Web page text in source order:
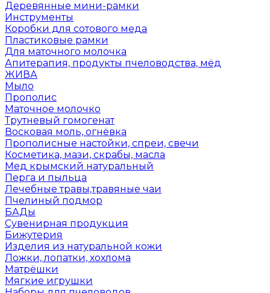
Деревянные мини-рамки
Инструменты
Коробки для сотового меда
Пластиковые рамки
Для маточного молочка
Апитерапия, продукты пчеловодства, мёд
ЖИВА
Мыло
Прополис
Маточное молочко
Трутневый гомогенат
Восковая моль, огнёвка
Прополисные настойки, спреи, свечи
Косметика, мази, скрабы, масла
Мед крымский натуральный
Перга и пыльца
Лечебные травы,травяные чаи
Пчелиный подмор
БАДы
Сувенирная продукция
Бижутерия
Изделия из натуральной кожи
Ложки, лопатки, хохлома
Матрёшки
Мягкие игрушки